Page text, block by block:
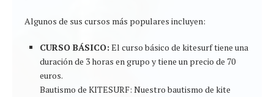
Algunos de sus cursos más populares incluyen:
CURSO BÁSICO: El curso básico de kitesurf tiene una
duración de 3 horas en grupo y tiene un precio de 70
euros.
Bautismo de KITESURF: Nuestro bautismo de kite